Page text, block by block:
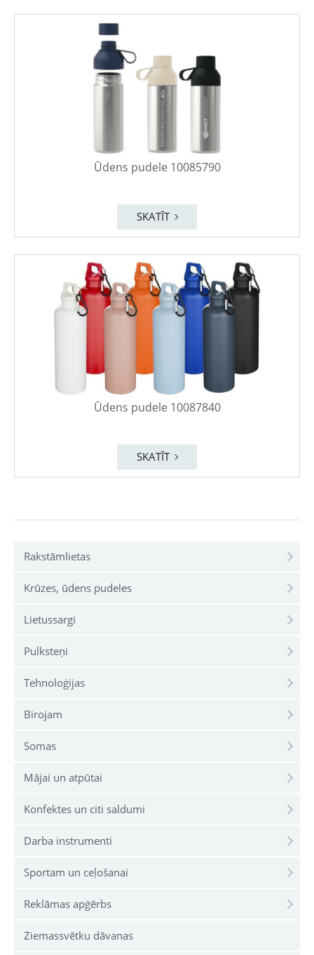
Rakstāmlietas
Krūzes, ūdens pudeles
Lietussargi
Pulksteņi
Tehnoloģijas
Birojam
Somas
Mājai un atpūtai
Konfektes un citi saldumi
Darba instrumenti
Sportam un ceļošanai
Reklāmas apģērbs
Ziemassvētku dāvanas
Ūdens pudele 10085790
SKATĪT
Ūdens pudele 10087840
SKATĪT